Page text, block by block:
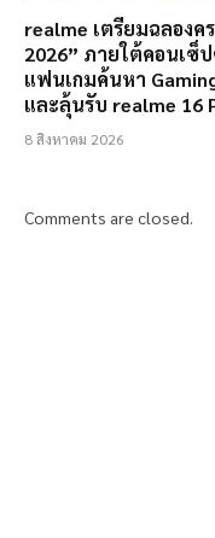
realme เตรียมฉลองค
2026” ภายใต้คอนเซ็
แฟนเกมค้นหา
และลุ้นรับ realme 16
8 สิงหาคม 2026
Comments are closed.